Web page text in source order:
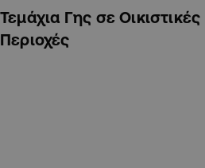
Τεμάχια Γης σε Οικιστικές
Περιοχές